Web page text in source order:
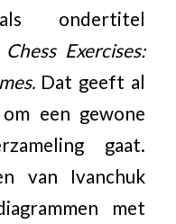
ondertitel
Exercises:
Dat geeft al
een gewone
gaat.
van Ivanchuk
met